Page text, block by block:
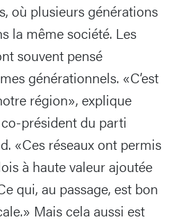
où plusieurs générations
la même société. Les
souvent pensé
générationnels. «C’est
région», explique
président du parti
«Ces réseaux ont permis
à haute valeur ajoutée
qui, au passage, est bon
Mais cela aussi est